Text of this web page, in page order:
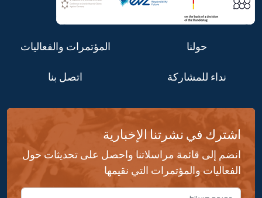
حولنا المؤتمرات والفعاليات
نداء للمشاركة اتصل بنا
اشترك في نشرتنا الإخبارية
انضم إلى قائمة مراسلاتنا واحصل على تحديثات حول
الفعاليات والمؤتمرات التي نقيمها